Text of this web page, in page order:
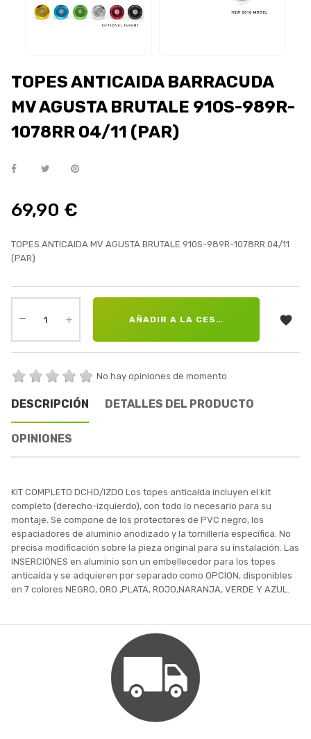
TOPES ANTICAIDA BARRACUDA
MV AGUSTA BRUTALE 910S-989R-
1078RR 04/11 (PAR)
69,90 €
TOPES ANTICAIDA MV AGUSTA BRUTALE 910S-989R-1078RR 04/11
(PAR)
AÑADIR A LA CESTA 
No hay opiniones de momento
DESCRIPCIÓN DETALLES DEL PRODUCTO
OPINIONES
KIT COMPLETO DCHO/IZDO Los topes anticaída incluyen el kit
completo (derecho-izquierdo), con todo lo necesario para su
montaje. Se compone de los protectores de PVC negro, los
espaciadores de aluminio anodizado y la tornillería específica. No
precisa modificación sobre la pieza original para su instalación. Las
INSERCIONES en aluminio son un embellecedor para los topes
anticaída y se adquieren por separado como OPCION, disponibles
en 7 colores NEGRO, ORO ,PLATA, ROJO,NARANJA, VERDE Y AZUL.